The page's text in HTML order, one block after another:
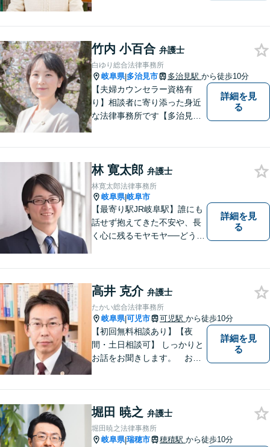
ます。より良い解決ができる
ようサポートしたいと考えて
おります。
竹内 小百合 弁護士
白ゆり総合法律事務所
岐阜県|多治見市 多治見駅 から徒歩10分
【夫婦カウンセラー資格有
り】相談者に寄り添った身近
な法律事務所です【多治見駅
市など東濃地方を中心エリア
として活動している法律事務
所です。
詳細を見
る
林 寛太郎 弁護士
林寛太郎法律事務所
岐阜県|岐阜市
【最寄り駅JR岐阜駅】誰にも
話せず抱えてきた不安や、長
く心に残るモヤモヤ──どうぞ
一緒に見つけていきます。
【丁寧なヒアリング】【地域
密着型の法律事務所】
詳細を見
る
高井 克介 弁護士
たかい総合法律事務所
岐阜県|可児市 可児駅 から徒歩10分
【初回無料相談あり】【夜
間・土日相談可】 しっかりと
お話をお聞きします。 お気
詳細を見
る
堀田 暁之 弁護士
堀田暁之法律事務所
岐阜県|瑞穂市 穂積駅 から徒歩10分